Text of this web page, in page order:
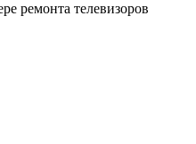
ремонта телевизоров